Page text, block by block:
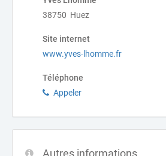
38750 Huez
Site internet
www.yves-lhomme.fr
Téléphone
Appeler
Autres informations